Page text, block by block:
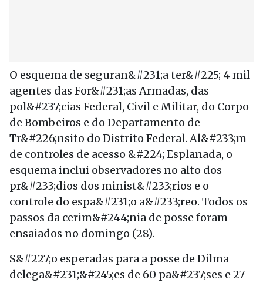
O esquema de seguran&#231;a ter&#225; 4 mil
agentes das For&#231;as Armadas, das
pol&#237;cias Federal, Civil e Militar, do Corpo
de Bombeiros e do Departamento de
Tr&#226;nsito do Distrito Federal. Al&#233;m
de controles de acesso &#224; Esplanada, o
esquema inclui observadores no alto dos
pr&#233;dios dos minist&#233;rios e o
controle do espa&#231;o a&#233;reo. Todos os
passos da cerim&#244;nia de posse foram
ensaiados no domingo (28).
S&#227;o esperadas para a posse de Dilma
delega&#231;&#245;es de 60 pa&#237;ses e 27